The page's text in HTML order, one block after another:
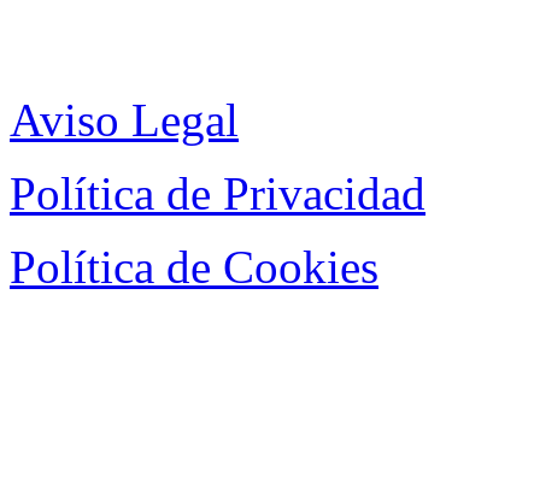
Aviso Legal
Política de Privacidad
Política de Cookies